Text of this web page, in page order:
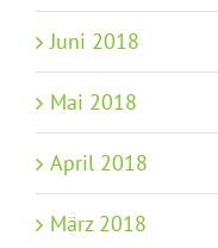
Juni 2018
Mai 2018
April 2018
März 2018